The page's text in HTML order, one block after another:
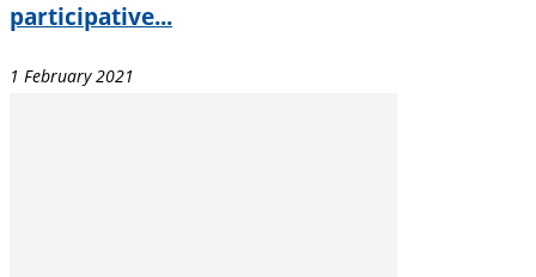
participative...
1 February 2021